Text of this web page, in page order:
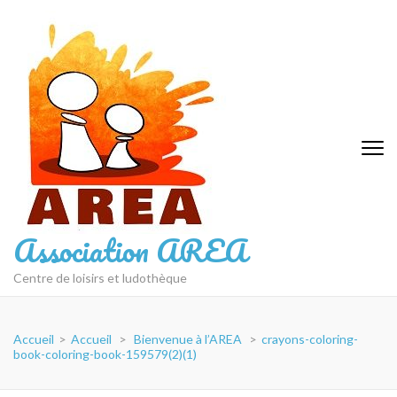
contenu
(Pressez
Entrée)
Association AREA
Centre de loisirs et ludothèque
Accueil > Accueil > Bienvenue à l’AREA > crayons-coloring-
book-coloring-book-159579(2)(1)